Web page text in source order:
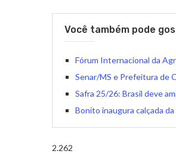
Você também pode
Fórum Internacional da
Senar/MS e Prefeitura de
Safra 25/26: Brasil deve
Bonito inaugura calçada
2.262